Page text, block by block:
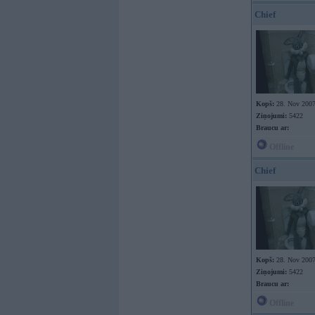
Chief
Kopš: 28. Nov 2007
Ziņojumi: 5422
Braucu ar:
Chief
Kopš: 28. Nov 2007
Ziņojumi: 5422
Braucu ar: